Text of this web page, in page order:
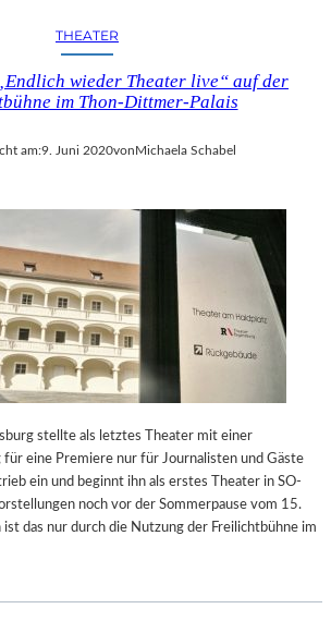
W
O
H
THEATER
wieder Theater live“ auf der
im Thon-Dittmer-Palais
am:9. Juni 2020vonMichaela Schabel
stellte als letztes Theater mit einer
für eine Premiere nur für Journalisten und Gäste
ein und beginnt ihn als erstes Theater in SO-
noch vor der Sommerpause vom 15.
das nur durch die Nutzung der Freilichtbühne im